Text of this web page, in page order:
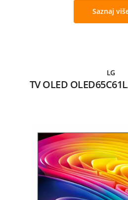
Saznaj
LG
TV OLED